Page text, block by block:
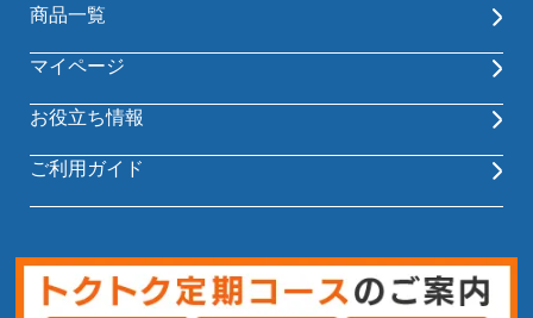
商品一覧
マイページ
お役立ち情報
ご利用ガイド